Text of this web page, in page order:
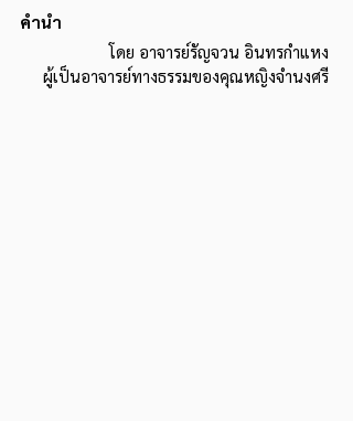
คำนำ
โดย อาจารย์รัญจวน อินทรกำแหง
ผู้เป็นอาจารย์ทางธรรมของคุณหญิงจำนงศรี